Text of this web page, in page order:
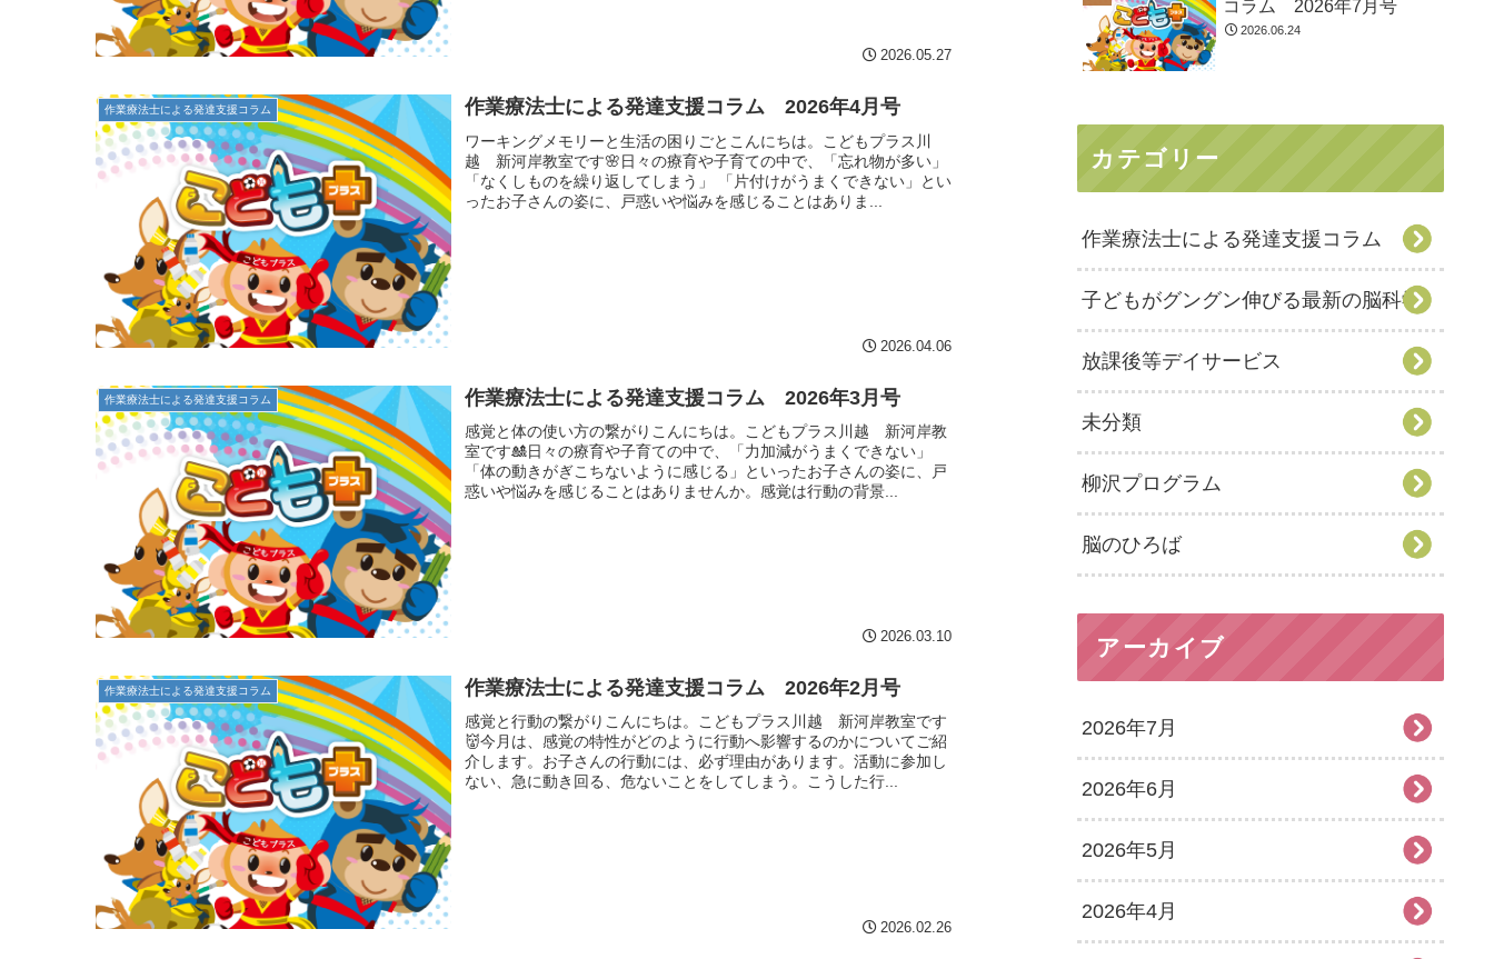
2026.05.27
作業療法士による発達支援コラム 作業療法士による発達支援コラム 2026年4月号
ワーキングメモリーと生活の困りごとこんにちは。こどもプラス川
越 新河岸教室です🌸日々の療育や子育ての中で、「忘れ物が多い」
「なくしものを繰り返してしまう」 「片付けがうまくできない」とい
ったお子さんの姿に、戸惑いや悩みを感じることはありま...
2026.04.06
作業療法士による発達支援コラム 作業療法士による発達支援コラム 2026年3月号
感覚と体の使い方の繋がりこんにちは。こどもプラス川越 新河岸教
室です🎎日々の療育や子育ての中で、「力加減がうまくできない」
「体の動きがぎこちないように感じる」といったお子さんの姿に、戸
惑いや悩みを感じることはありませんか。感覚は行動の背景...
2026.03.10
作業療法士による発達支援コラム 作業療法士による発達支援コラム 2026年2月号
感覚と行動の繋がりこんにちは。こどもプラス川越 新河岸教室です
👹今月は、感覚の特性がどのように行動へ影響するのかについてご紹
介します。お子さんの行動には、必ず理由があります。活動に参加し
ない、急に動き回る、危ないことをしてしまう。こうした行...
2026.02.26
コラム 2026年7月号
2026.06.24
カテゴリー
作業療法士による発達支援コラム
子どもがグングン伸びる最新の脳科学
放課後等デイサービス
未分類
柳沢プログラム
脳のひろば
アーカイブ
2026年7月
2026年6月
2026年5月
2026年4月